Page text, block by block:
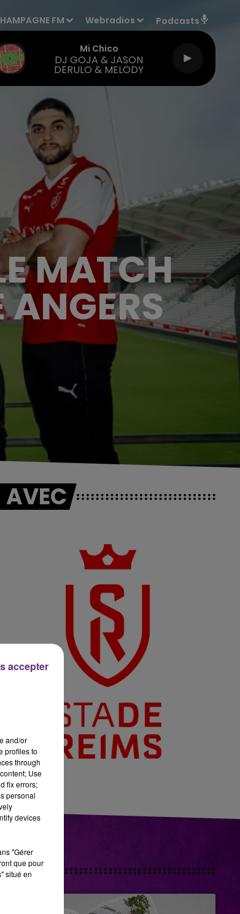
FM Webradios Podcasts
Mi Chico
DJ GOJA & JASON
DERULO & MELODY
11h00 - 16h00
LE WEEK-END CHAMPAGNE FM
MATCH
ANGERS
AVEC
and/or
profiles to
through
Use
fix errors;
personal
devices
"Gérer
que pour
situé en
accepter